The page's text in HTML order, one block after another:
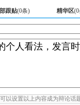
跟贴(0条) 精华区(0